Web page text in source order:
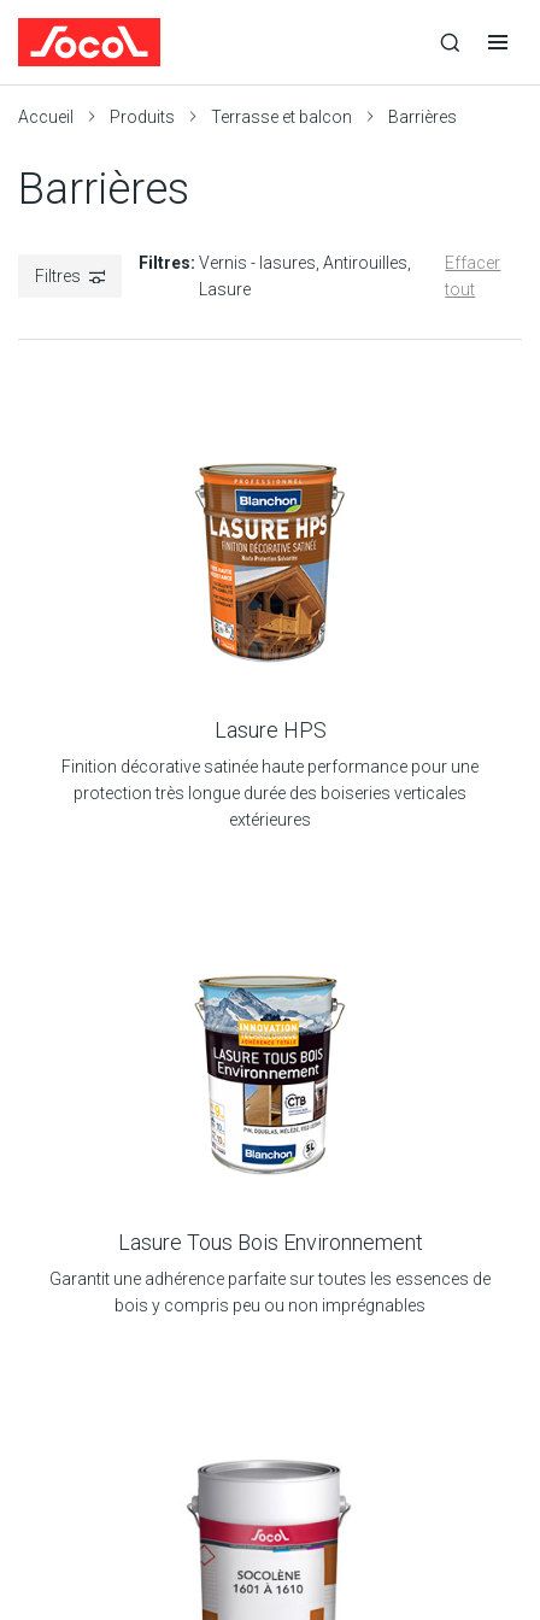
recherche
recherche
navigation
Accueil Produits Terrasse et balcon Barrières
Barrières
Filtres
Filtres: Vernis - lasures Antirouilles
Lasure
Effacer
tout
Lasure HPS
Finition décorative satinée haute performance pour une
protection très longue durée des boiseries verticales
extérieures
Lasure Tous Bois Environnement
Garantit une adhérence parfaite sur toutes les essences de
bois y compris peu ou non imprégnables